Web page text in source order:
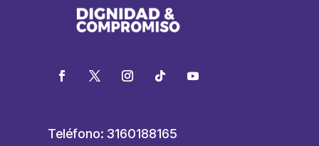
Teléfono: 3160188165